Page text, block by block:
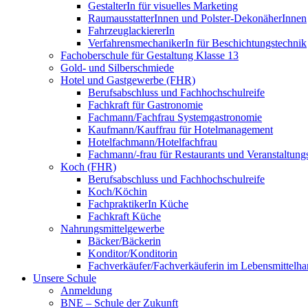
GestalterIn für visuelles Marketing
RaumausstatterInnen und Polster-DekonäherInnen
FahrzeuglackiererIn
VerfahrensmechanikerIn für Beschichtungstechnik
Fachoberschule für Gestaltung Klasse 13
Gold- und Silberschmiede
Hotel und Gastgewerbe (FHR)
Berufsabschluss und Fachhochschulreife
Fachkraft für Gastronomie
Fachmann/Fachfrau Systemgastronomie
Kaufmann/Kauffrau für Hotelmanagement
Hotelfachmann/Hotelfachfrau
Fachmann/-frau für Restaurants und
Koch (FHR)
Berufsabschluss und Fachhochschulreife
Koch/Köchin
FachpraktikerIn Küche
Fachkraft Küche
Nahrungsmittelgewerbe
Bäcker/Bäckerin
Konditor/Konditorin
Fachverkäufer/Fachverkäuferin im
Unsere Schule
Anmeldung
BNE – Schule der Zukunft